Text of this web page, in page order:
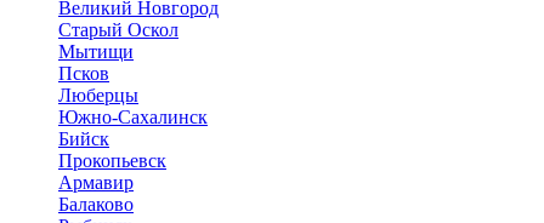
Великий Новгород
Старый Оскол
Мытищи
Псков
Люберцы
Южно-Сахалинск
Бийск
Прокопьевск
Армавир
Балаково